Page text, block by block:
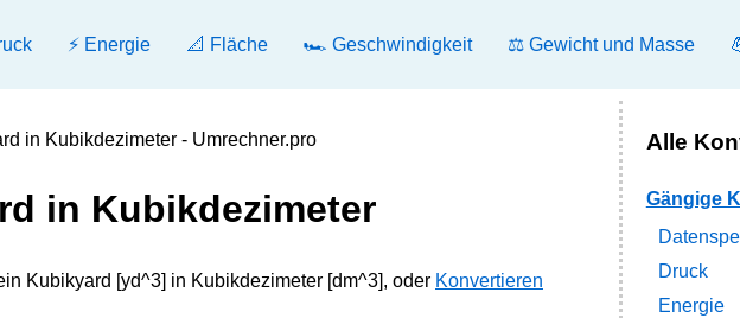
⚡ Energie 📐 Fläche 🏎️ Geschwindigkeit ⚖️ Gewicht und Masse
in Kubikdezimeter - Umrechner.pro
in Kubikdezimeter
Kubikyard [yd^3] in Kubikdezimeter [dm^3], oder Konvertieren
Alle
Gängige
Druck
Energie